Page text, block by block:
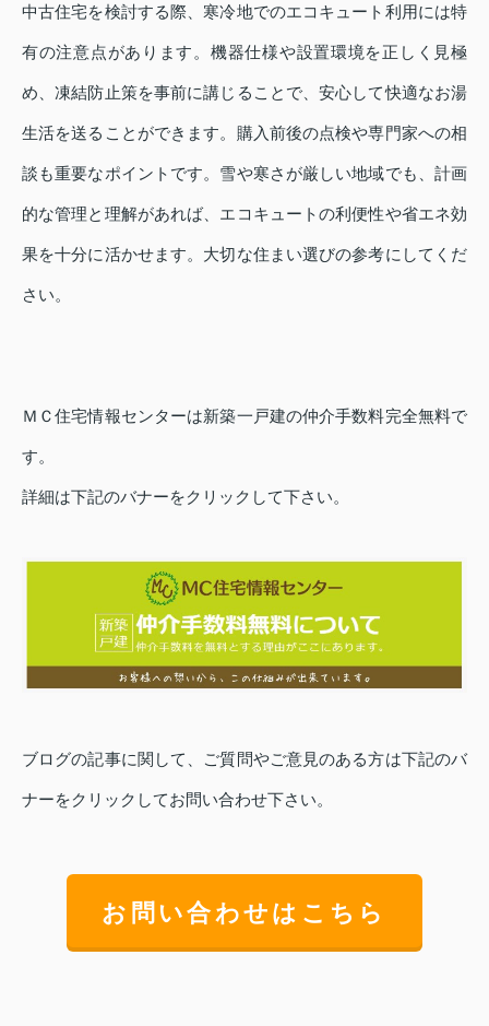
中古住宅を検討する際、寒冷地でのエコキュート利用には特
有の注意点があります。機器仕様や設置環境を正しく見極
め、凍結防止策を事前に講じることで、安心して快適なお湯
生活を送ることができます。購入前後の点検や専門家への相
談も重要なポイントです。雪や寒さが厳しい地域でも、計画
的な管理と理解があれば、エコキュートの利便性や省エネ効
果を十分に活かせます。大切な住まい選びの参考にしてくだ
さい。
ＭＣ住宅情報センターは新築一戸建の仲介手数料完全無料で
す。
詳細は下記のバナーをクリックして下さい。
ブログの記事に関して、ご質問やご意見のある方は下記のバ
ナーをクリックしてお問い合わせ下さい。
お問い合わせはこちら